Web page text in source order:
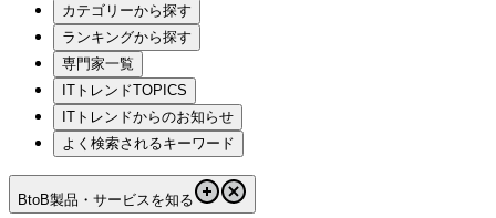
カテゴリーから探す
ランキングから探す
専門家一覧
ITトレンドTOPICS
ITトレンドからのお知らせ
よく検索されるキーワード
BtoB製品・サービスを知る